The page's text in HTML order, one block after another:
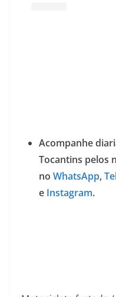
Acompanhe
Tocantins pelos
no WhatsApp,
e Instagram.